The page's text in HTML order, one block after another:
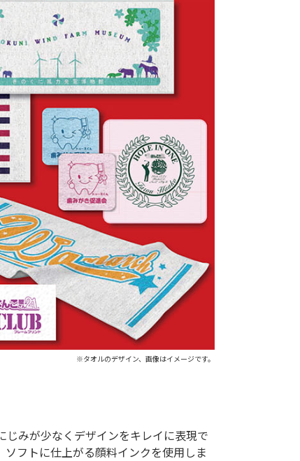
※タオルのデザイン、画像はイメージです。
じみが少なくデザインをキレイに表現で
ソフトに仕上がる顔料インクを使用しま